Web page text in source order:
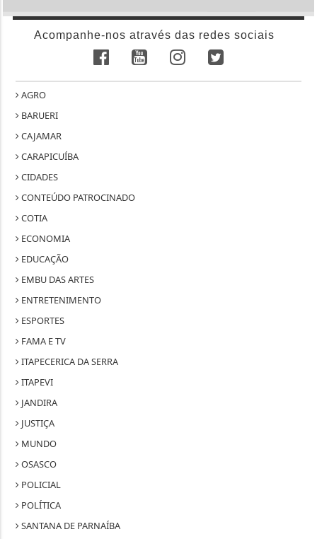
Acompanhe-nos através das redes sociais
AGRO
BARUERI
CAJAMAR
CARAPICUÍBA
CIDADES
CONTEÚDO PATROCINADO
COTIA
ECONOMIA
EDUCAÇÃO
EMBU DAS ARTES
ENTRETENIMENTO
ESPORTES
FAMA E TV
ITAPECERICA DA SERRA
ITAPEVI
JANDIRA
JUSTIÇA
MUNDO
OSASCO
POLICIAL
POLÍTICA
SANTANA DE PARNAÍBA